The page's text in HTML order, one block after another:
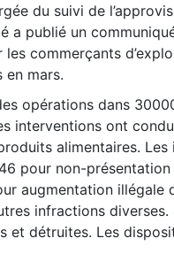
du suivi de
a publié un
commerçants
en mars.
opérations dans
interventions ont
alimentaires. Les
pour non-
augmentation illégale
infractions diverses.
et détruites. Les